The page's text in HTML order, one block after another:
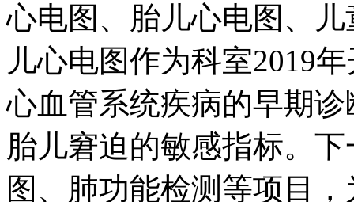
心电图、胎儿心电图、
儿心电图作为科室2019
心血管系统疾病的早期
胎儿窘迫的敏感指标。
图、肺功能检测等项目